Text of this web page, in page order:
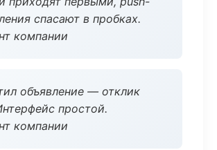
спасают в пробках.
компании
объявление — отклик
простой.
компании